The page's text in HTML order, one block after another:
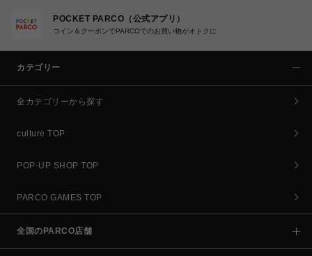
POCKET PARCO（公式アプリ）
コイン＆クーポンでPARCOでのお買い物がオトクに
カテゴリー
全カテゴリーから探す
culture TOP
POP-UP SHOP TOP
PARCO GAMES TOP
全国のPARCO店舗